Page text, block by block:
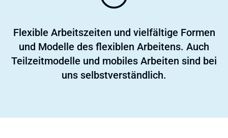
Flexible Arbeitszeiten und vielfältige Formen
und Modelle des flexiblen Arbeitens. Auch
Teilzeitmodelle und mobiles Arbeiten sind bei
uns selbstverständlich.